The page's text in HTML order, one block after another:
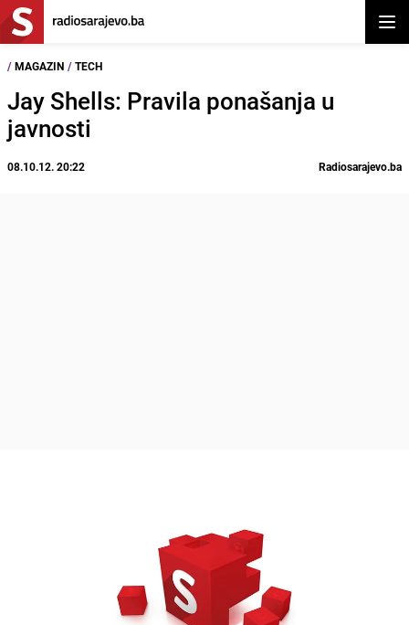
/ MAGAZIN / TECH
Jay Shells: Pravila ponašanja u
javnosti
08.10.12. 20:22 Radiosarajevo.ba